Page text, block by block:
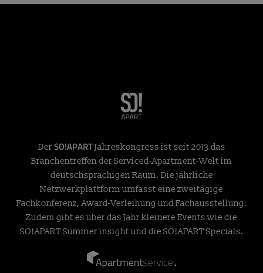
Der SO!APARTJahreskongress ist seit 2013 das
Branchentreffen der Serviced-Apartment-Welt im
deutschsprachigen Raum. Die jährliche
Netzwerkplattform umfasst eine zweitägige
Fachkonferenz, Award-Verleihung und Fachausstellung.
Zudem gibt es über das Jahr kleinere Events wie die
SO!APART Summer insight und die SO!APART Specials.